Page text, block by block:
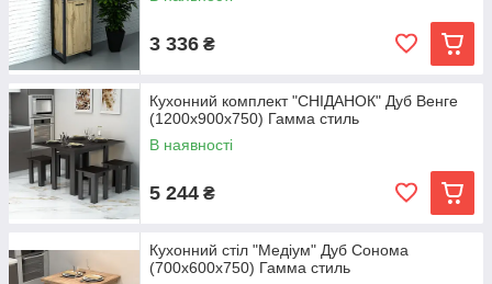
3 336 ₴
Кухонний комплект "СНІДАНОК" Дуб Венге
(1200x900x750) Гамма стиль
В наявності
5 244 ₴
Кухонний стіл "Медіум" Дуб Сонома
(700x600x750) Гамма стиль